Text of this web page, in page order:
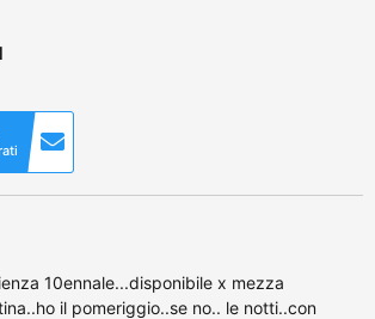
10ennale...disponibile x mezza
il pomeriggio..se no.. le notti..con